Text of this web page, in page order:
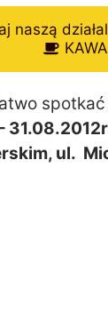
naszą
ul.